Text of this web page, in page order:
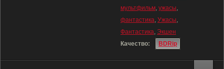
мультфильм, ужасы,
фантастика, Ужасы,
Фантастика, Экшен
Качество:
BDRip